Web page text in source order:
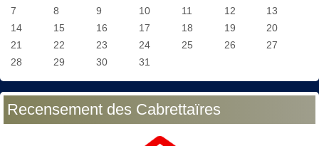
7
8 9 10 11 12
13
14
15 16 17 18 19
20
21
22 23 24 25 26
27
28
29 30 31
Recensement des Cabrettaïres